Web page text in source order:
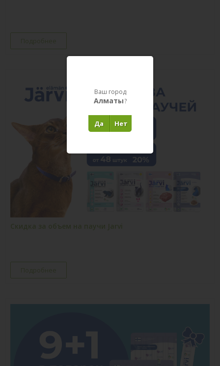
Подробнее
Скидка за объем на паучи Jarvi
Подробнее
Ваш город
Алматы?
Нет
Да